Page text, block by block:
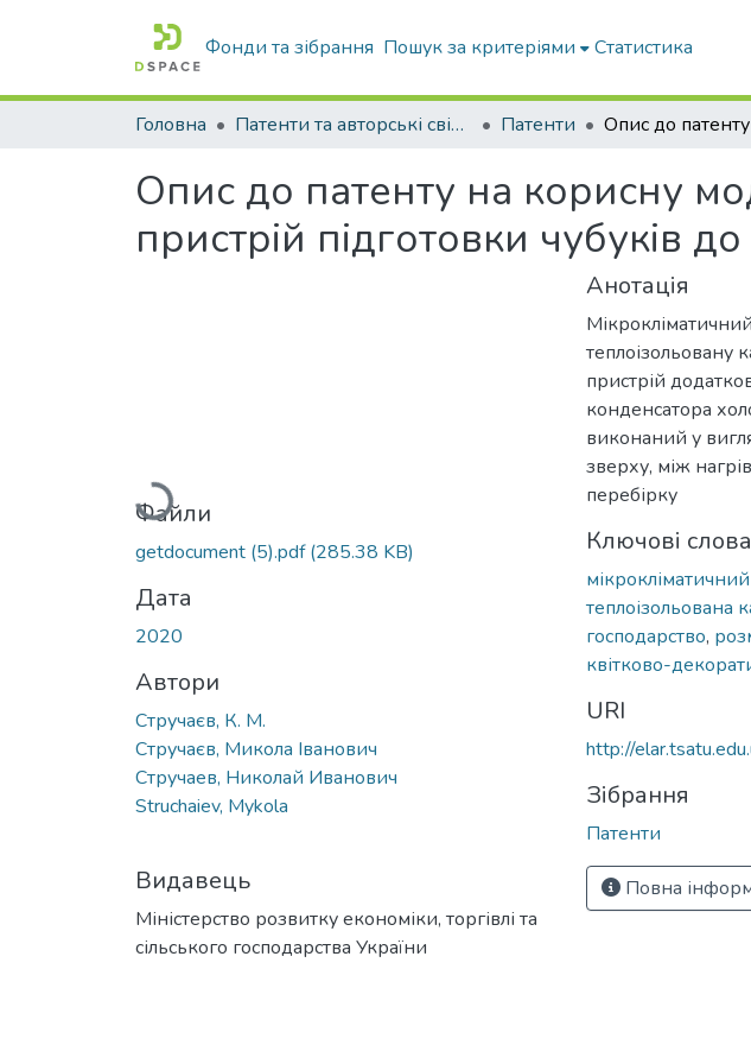
Фонди та зібрання Пошук за критеріями Статистика
Головна Патенти та авторські свідоцтва Патенти
Опис до патенту на корисну
пристрій підготовки чубуків
Вантажиться...
Файли
getdocument (5).pdf(285.38 KB)
Дата
2020
Автори
Стручаєв, К. М.
Стручаєв, Микола Іванович
Стручаев, Николай Иванович
Struchaiev, Mykola
Видавець
Міністерство розвитку економіки, торгівлі та
сільського господарства України
Анотація
теплоізольовану
пристрій
конденсатора
виконаний у
зверху, між
перебірку
Ключові слова
теплоізольована
господарство,
квітково-
URI
http://
Зібрання
Патенти
Повна